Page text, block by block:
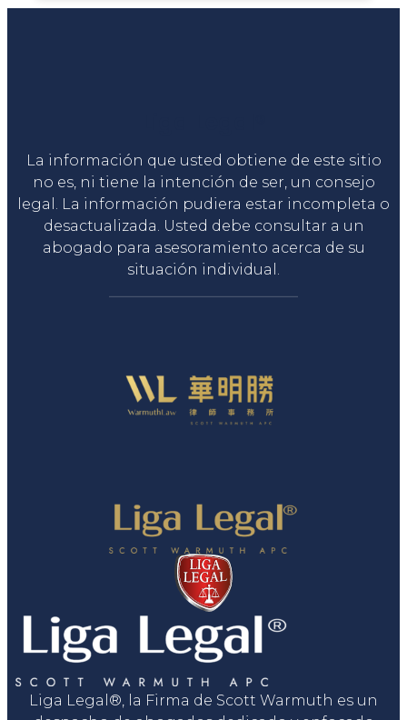
La información que usted obtiene de este sitio
no es, ni tiene la intención de ser, un consejo
legal. La información pudiera estar incompleta o
desactualizada. Usted debe consultar a un
abogado para asesoramiento acerca de su
situación individual.
Liga Legal®, la Firma de Scott Warmuth es un